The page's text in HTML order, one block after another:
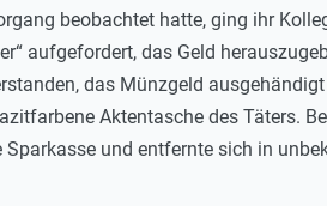
beobachtet hatte, ging ihr
aufgefordert, das Geld
das Münzgeld
Aktentasche des Täters.
und entfernte sich in